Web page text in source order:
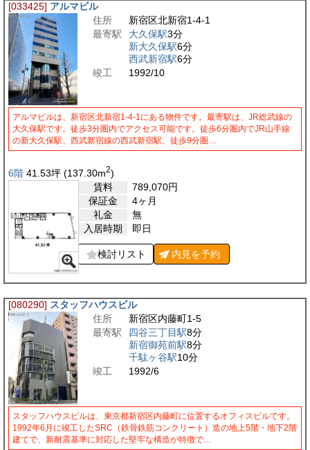
[033425] アルマビル
住所
新宿区北新宿1-4-1
最寄駅
大久保駅3分
新大久保駅6分
西武新宿駅6分
竣工
1992/10
アルマビルは、新宿区北新宿1-4-1にある物件です。最寄駅は、JR総武線の
大久保駅です。徒歩3分圏内でアクセス可能です。徒歩6分圏内でJR山手線
の新大久保駅、西武新宿線の西武新宿駅、徒歩9分圏…
6階 41.53坪 (137.30m2)
賃料
789,070円
保証金
4ヶ月
礼金
無
入居時期
即日
検討リスト 内見を予約
[080290] スタッフハウスビル
住所
新宿区内藤町1-5
最寄駅
四谷三丁目駅8分
新宿御苑前駅8分
千駄ヶ谷駅10分
竣工
1992/6
スタッフハウスビルは、東京都新宿区内藤町に位置するオフィスビルです。
1992年6月に竣工したSRC（鉄骨鉄筋コンクリート）造の地上5階・地下2階
建てで、新耐震基準に対応した堅牢な構造が特徴で…